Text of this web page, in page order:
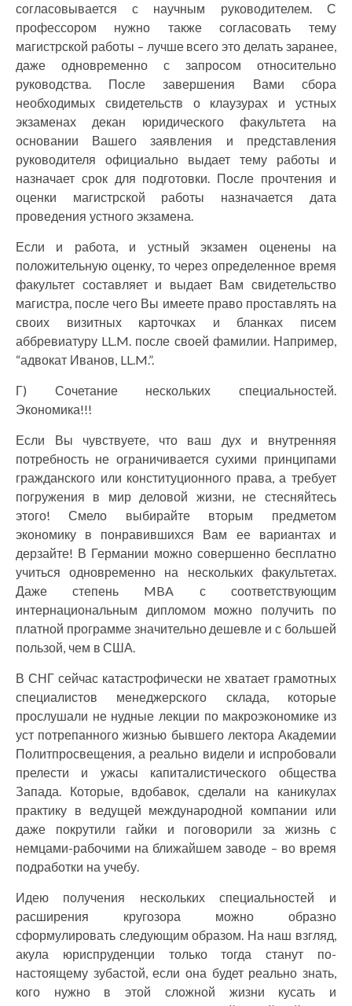
согласовывается с научным руководителем. С
профессором нужно также согласовать тему
магистрской работы – лучше всего это делать заранее,
даже одновременно с запросом относительно
руководства. После завершения Вами сбора
необходимых свидетельств о клаузурах и устных
экзаменах декан юридического факультета на
основании Вашего заявления и представления
руководителя официально выдает тему работы и
назначает срок для подготовки. После прочтения и
оценки магистрской работы назначается дата
проведения устного экзамена.
Если и работа, и устный экзамен оценены на
положительную оценку, то через определенное время
факультет составляет и выдает Вам свидетельство
магистра, после чего Вы имеете право проставлять на
своих визитных карточках и бланках писем
аббревиатуру LL.M. после своей фамилии. Например,
“адвокат Иванов, LL.M.”.
Г) Сочетание нескольких специальностей.
Экономика!!!
Если Вы чувствуете, что ваш дух и внутренняя
потребность не ограничивается сухими принципами
гражданского или конституционного права, а требует
погружения в мир деловой жизни, не стесняйтесь
этого! Смело выбирайте вторым предметом
экономику в понравившихся Вам ее вариантах и
дерзайте! В Германии можно совершенно бесплатно
учиться одновременно на нескольких факультетах.
Даже степень MBA с соответствующим
интернациональным дипломом можно получить по
платной программе значительно дешевле и с большей
пользой, чем в США.
В СНГ сейчас катастрофически не хватает грамотных
специалистов менеджерского склада, которые
прослушали не нудные лекции по макроэкономике из
уст потрепанного жизнью бывшего лектора Академии
Политпросвещения, а реально видели и испробовали
прелести и ужасы капиталистического общества
Запада. Которые, вдобавок, сделали на каникулах
практику в ведущей международной компании или
даже покрутили гайки и поговорили за жизнь с
немцами-рабочими на ближайшем заводе – во время
подработки на учебу.
Идею получения нескольких специальностей и
расширения кругозора можно образно
сформулировать следующим образом. На наш взгляд,
акула юриспруденции только тогда станут по-
настоящему зубастой, если она будет реально знать,
кого нужно в этой сложной жизни кусать и